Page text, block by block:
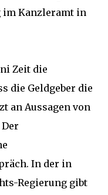
im Kanzleramt in
Zeit die
die Geldgeber die
an Aussagen von
In der in
Regierung gibt